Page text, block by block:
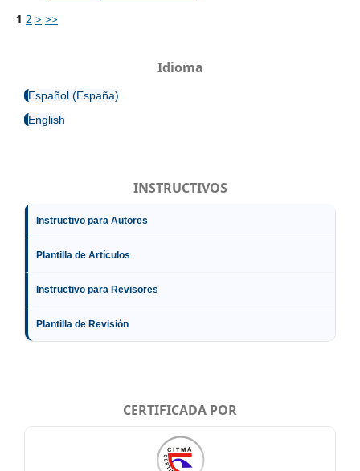
1 2 > >>
Idioma
Español (España)
English
INSTRUCTIVOS
Instructivo para Autores
Plantilla de Artículos
Instructivo para Revisores
Plantilla de Revisión
CERTIFICADA POR